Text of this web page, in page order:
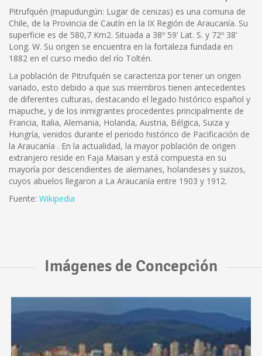
Pitrufquén (mapudungún: Lugar de cenizas) es una comuna de
Chile, de la Provincia de Cautín en la IX Región de Araucanía. Su
superficie es de 580,7 Km2. Situada a 38º 59’ Lat. S. y 72º 38’
Long. W. Su origen se encuentra en la fortaleza fundada en
1882 en el curso medio del río Toltén.
La población de Pitrufquén se caracteriza por tener un origen
variado, esto debido a que sus miembros tienen antecedentes
de diferentes culturas, destacando el legado histórico español y
mapuche, y de los inmigrantes procedentes principalmente de
Francia, Italia, Alemania, Holanda, Austria, Bélgica, Suiza y
Hungría, venidos durante el periodo histórico de Pacificación de
la Araucanía . En la actualidad, la mayor población de origen
extranjero reside en Faja Maisan y está compuesta en su
mayoría por descendientes de alemanes, holandeses y suizos,
cuyos abuelos llegaron a La Araucanía entre 1903 y 1912.
Fuente: Wikipedia
Imágenes de Concepción